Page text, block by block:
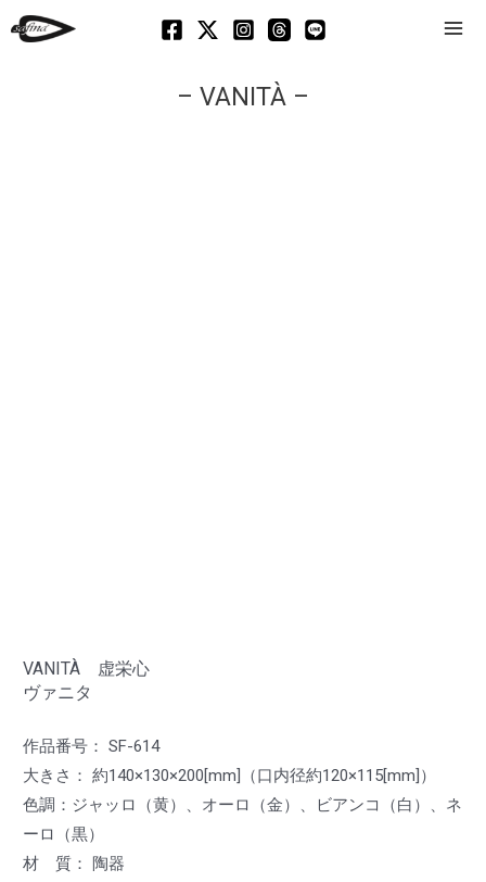
– VANITÀ –
VANITÀ 虚栄心
ヴァニタ
作品番号： SF-614
大きさ： 約140×130×200[mm]（口内径約120×115[mm]）
色調：ジャッロ（黄）、オーロ（金）、ビアンコ（白）、ネ
ーロ（黒）
材 質： 陶器